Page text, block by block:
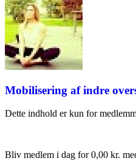
Mobilisering af indre
Dette indhold er kun for
Bliv medlem i dag for 0,00 kr.